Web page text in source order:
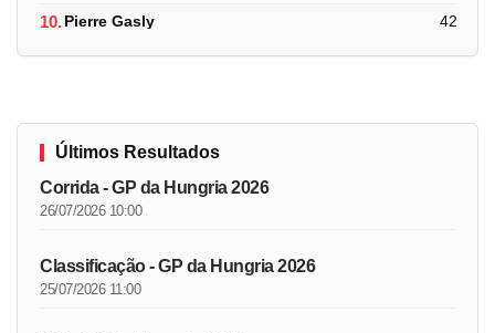
10.Pierre Gasly 42
Últimos Resultados
Corrida - GP da Hungria 2026
26/07/2026 10:00
Classificação - GP da Hungria 2026
25/07/2026 11:00